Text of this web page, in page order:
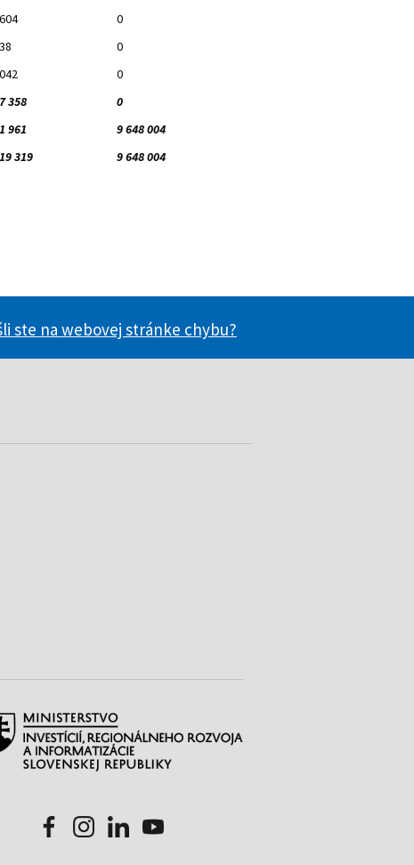
0
0
0
358
0
961
9 648 004
319 9 648 004
ste na webovej stránke chybu?